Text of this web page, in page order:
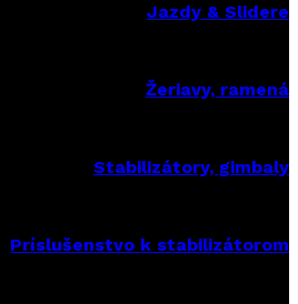
Jazdy & Slidere
Žeriavy, ramená
Stabilizátory, gimbaly
Príslušenstvo k stabilizátorom